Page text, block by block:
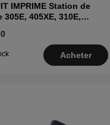
IMPRIME Station de
305E, 405XE, 310E,
Acheter